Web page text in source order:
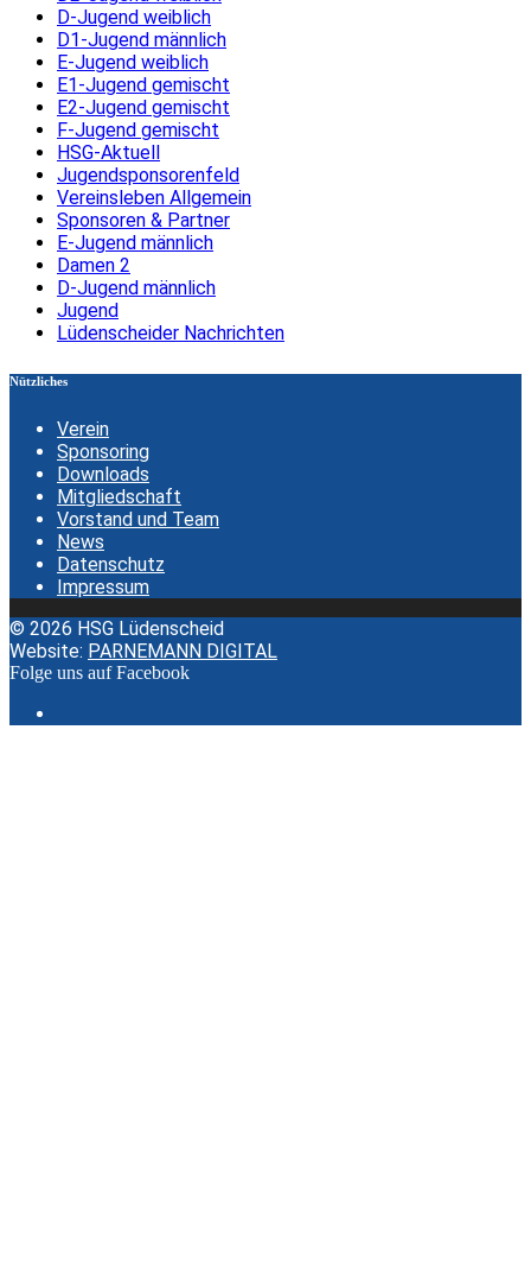
D-Jugend weiblich
D1-Jugend männlich
E-Jugend weiblich
E1-Jugend gemischt
E2-Jugend gemischt
F-Jugend gemischt
HSG-Aktuell
Jugendsponsorenfeld
Vereinsleben Allgemein
Sponsoren & Partner
E-Jugend männlich
Damen 2
D-Jugend männlich
Jugend
Lüdenscheider Nachrichten
Nützliches
Verein
Sponsoring
Downloads
Mitgliedschaft
Vorstand und Team
News
Datenschutz
Impressum
© 2026 HSG Lüdenscheid
Website: PARNEMANN DIGITAL
Folge uns auf Facebook